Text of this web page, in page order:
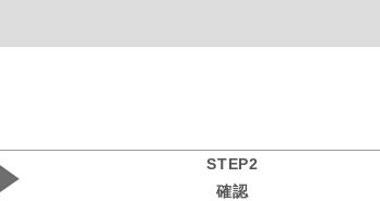
STEP2
確認